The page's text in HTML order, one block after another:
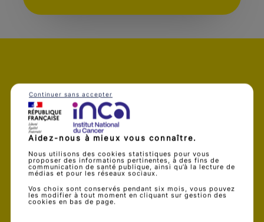
Je souhaite être alerté par mail dès
qu’une nouvelle infox est publiée
Valider
Aidez-nous à mieux vous connaître.
Nous utilisons des cookies statistiques pour vous
proposer des informations pertinentes, à des fins de
communication de santé publique, ainsi qu’à la lecture de
médias et pour les réseaux sociaux.
Vos choix sont conservés pendant six mois, vous pouvez
les modifier à tout moment en cliquant sur gestion des
cookies en bas de page.
Continuer sans accepter